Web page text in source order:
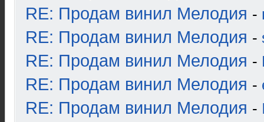
RE: Продам винил Мелодия -
RE: Продам винил Мелодия -
RE: Продам винил Мелодия -
RE: Продам винил Мелодия -
RE: Продам винил Мелодия -